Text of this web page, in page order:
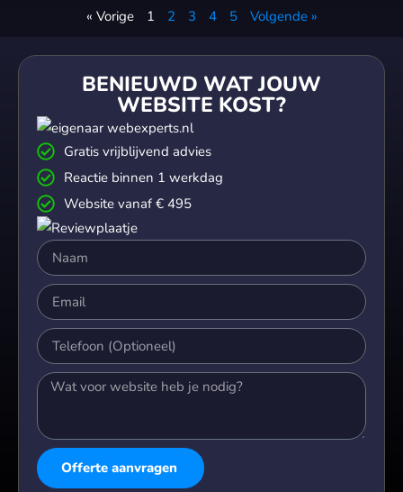
« Vorige 1 2 3 4 5 Volgende »
BENIEUWD WAT JOUW
WEBSITE KOST?
Gratis vrijblijvend advies
Reactie binnen 1 werkdag
Website vanaf € 495
Offerte aanvragen